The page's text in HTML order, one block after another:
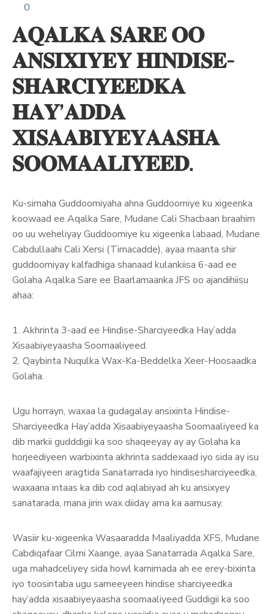
0
𝐀𝐐𝐀𝐋𝐊𝐀 𝐒𝐀𝐑𝐄 𝐎𝐎
𝐀𝐍𝐒𝐈𝐗𝐈𝐘𝐄𝐘 𝐇𝐈𝐍𝐃𝐈𝐒𝐄-
𝐒𝐇𝐀𝐑𝐂𝐈𝐘𝐄𝐄𝐃𝐊𝐀
𝐇𝐀𝐘’𝐀𝐃𝐃𝐀
𝐗𝐈𝐒𝐀𝐀𝐁𝐈𝐘𝐄𝐘𝐀𝐀𝐒𝐇𝐀
𝐒𝐎𝐎𝐌𝐀𝐀𝐋𝐈𝐘𝐄𝐄𝐃.
Ku-simaha Guddoomiyaha ahna Guddoomiye ku xigeenka
koowaad ee Aqalka Sare, Mudane Cali Shacbaan braahim
oo uu weheliyay Guddoomiye ku xigeenka labaad, Mudane
Cabdullaahi Cali Xersi (Timacadde), ayaa maanta shir
guddoomiyay kalfadhiga shanaad kulankiisa 6-aad ee
Golaha Aqalka Sare ee Baarlamaanka JFS oo ajandihiisu
ahaa:
1. Akhrinta 3-aad ee Hindise-Sharciyeedka Hay’adda
Xisaabiyeyaasha Soomaaliyeed.
2. Qaybinta Nuqulka Wax-Ka-Beddelka Xeer-Hoosaadka
Golaha.
Ugu horrayn, waxaa la gudagalay ansixinta Hindise-
Sharciyeedka Hay’adda Xisaabiyeyaasha Soomaaliyeed ka
dib markii gudddigii ka soo shaqeeyay ay ay Golaha ka
horjeediyeen warbixinta akhrinta saddexaad iyo sida ay isu
waafajiyeen aragtida Sanatarrada iyo hindisesharciyeedka,
waxaana intaas ka dib cod aqlabiyad ah ku ansixyey
sanatarada, mana jirin wax diiday ama ka aamusay.
Wasiir ku-xigeenka Wasaaradda Maaliyadda XFS, Mudane
Cabdiqafaar Cilmi Xaange, ayaa Sanatarrada Aqalka Sare,
uga mahadceliyey sida howl karnimada ah ee erey-bixinta
iyo toosintaba ugu sameeyeen hindise sharciyeedka
hay’adda xisaabiyeyaasha soomaaliyeed Guddigii ka soo